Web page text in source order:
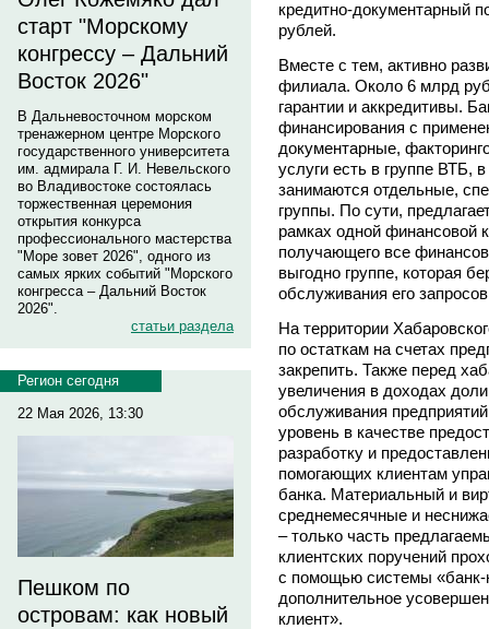
старт "Морскому
конгрессу – Дальний
Восток 2026"
В Дальневосточном морском
тренажерном центре Морского
государственного университета
им. адмирала Г. И. Невельского
во Владивостоке состоялась
торжественная церемония
открытия конкурса
профессионального мастерства
"Море зовет 2026", одного из
самых ярких событий "Морского
конгресса – Дальний Восток
2026".
статьи раздела
Регион сегодня
22 Мая 2026, 13:30
Пешком по
островам: как новый
кредитно-документарный
рублей.
Вместе с тем, активно
филиала. Около 6 млрд
гарантии и аккредитивы.
финансирования с
документарные,
услуги есть в группе ВТБ,
занимаются отдельные,
группы. По сути,
рамках одной финансовой
получающего все
выгодно группе, которая
обслуживания его
На территории
по остаткам на счетах
закрепить. Также перед
увеличения в доходах
обслуживания
уровень в качестве
разработку и
помогающих клиентам
банка. Материальный и
среднемесячные и
– только часть
клиентских поручений
с помощью системы «банк-
дополнительное
клиент».